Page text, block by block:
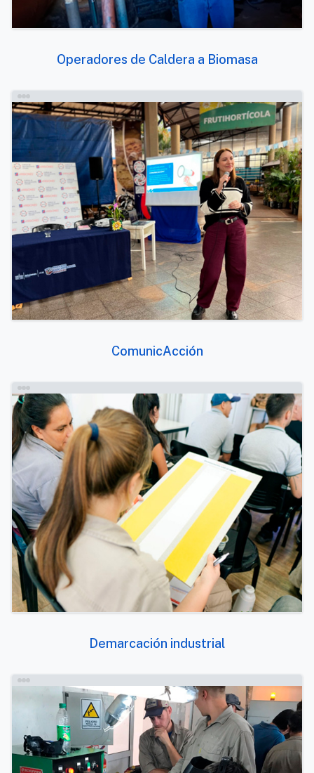
Operadores de Caldera a Biomasa
ComunicAcción
Demarcación industrial